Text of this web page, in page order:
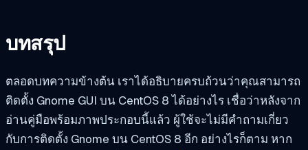
บทสรุป
ตลอดบทความข้างต้น เราได้อธิบายครบถ้วนว่าคุณสามารถ
ติดตั้ง Gnome GUI บน CentOS 8 ได้อย่างไร เชื่อว่าหลังจาก
อ่านคู่มือพร้อมภาพประกอบนี้แล้ว ผู้ใช้จะไม่มีคำถามเกี่ยว
กับการติดตั้ง Gnome บน CentOS 8 อีก อย่างไรก็ตาม หาก